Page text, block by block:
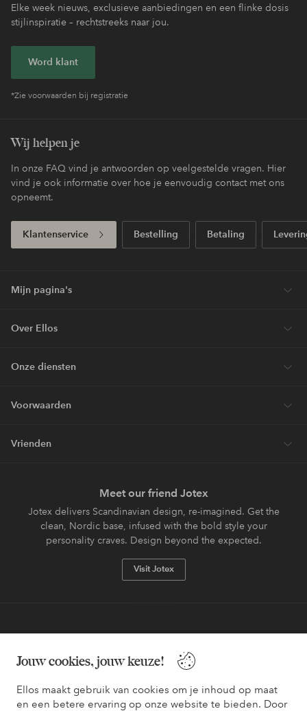
Jouw cookies, jouw keuze!
Ellos maakt gebruik van cookies om je inhoud op maat
en een betere ervaring op onze website te bieden. Door
Elke week nieuws, exclusieve aanbiedingen en een flinke dosis
stijlinspiratie – rechtstreeks naar jou.
Word klant
*Zie voorwaarden bij registratie
Wij helpen je
In onze FAQ vind je antwoorden op veelgestelde vragen. Hier
vind je ook informatie over hoe je eenvoudig contact met ons
opneemt.
Klantenservice Bestelling Betaling
Mijn pagina's
Over Ellos
Onze diensten
Voorwaarden
Vrienden
Meet our friend Jotex
Jotex delivers Scandinavian design, re-imagined. Get the
clean, Nordic base, infused with the bold style your
personality craves. Design beyond the expected.
Visit Jotex
Wil je meer weten over
onze betaalopties